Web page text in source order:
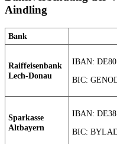
Aindling
Bank
Raiffeisenbank
Lech-Donau
IBAN: DE80
BIC:
Sparkasse
Altbayern
IBAN: DE38
BIC: